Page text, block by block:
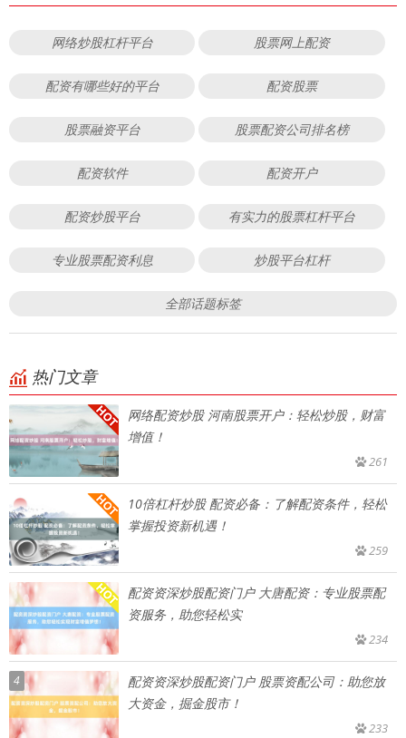
网络炒股杠杆平台 股票网上配资
配资有哪些好的平台 配资股票
股票融资平台 股票配资公司排名榜
配资软件 配资开户
配资炒股平台 有实力的股票杠杆平台
专业股票配资利息 炒股平台杠杆
全部话题标签
热门文章
网络配资炒股 河南股票开户：轻松炒股，财富
增值！
261
10倍杠杆炒股 配资必备：了解配资条件，轻松
掌握投资新机遇！
259
配资资深炒股配资门户 大唐配资：专业股票配
资服务，助您轻松实
234
4
配资资深炒股配资门户 股票资配公司：助您放
大资金，掘金股市！
233